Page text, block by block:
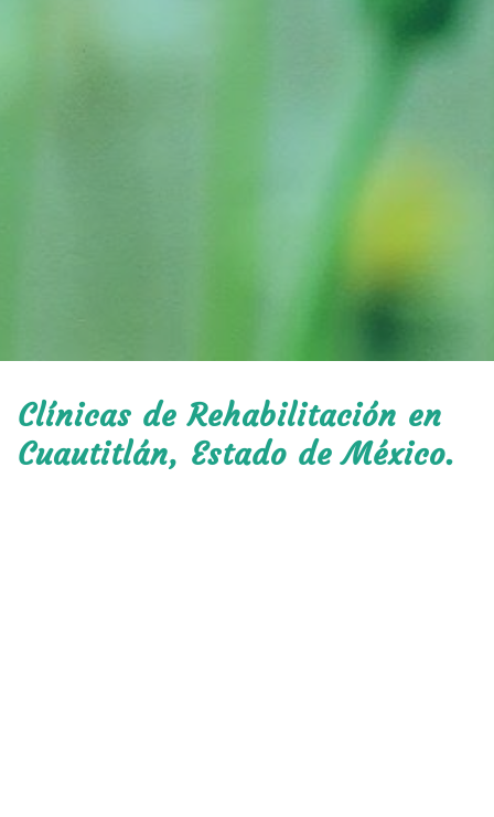
Clínicas de Rehabilitación en
Cuautitlán, Estado de México.